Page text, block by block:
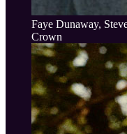
Faye Dunaway,
Crown